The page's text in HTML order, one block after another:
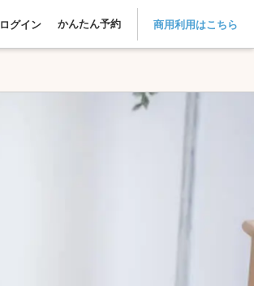
ログイン かんたん予約 商用利用はこちら